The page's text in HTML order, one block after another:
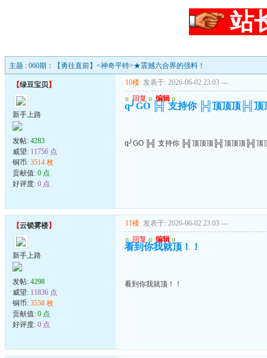
站
主题 : 060期：【勇往直前】<神奇平特>★震撼六合界的强料！
【绿豆宝贝】
新手上路
发帖: 4283
威望: 11756 点
铜币: 3514 枚
贡献值: 0 点
好评度: 0 点
10楼 发表于: 2026-06-02 23:03 ---
u 回复 u 编辑 u
q╯GO ╠╣ 支持你 ╠╣顶顶顶╠╣顶
q╯GO ╠╣ 支持你 ╠╣顶顶顶╠╣顶顶顶╠╣顶
【云锁雾楼】
新手上路
发帖: 4298
威望: 11836 点
铜币: 3558 枚
贡献值: 0 点
好评度: 0 点
11楼 发表于: 2026-06-02 23:03 ---
u 回复 u 编辑 u
看到你我就顶！！
看到你我就顶！！